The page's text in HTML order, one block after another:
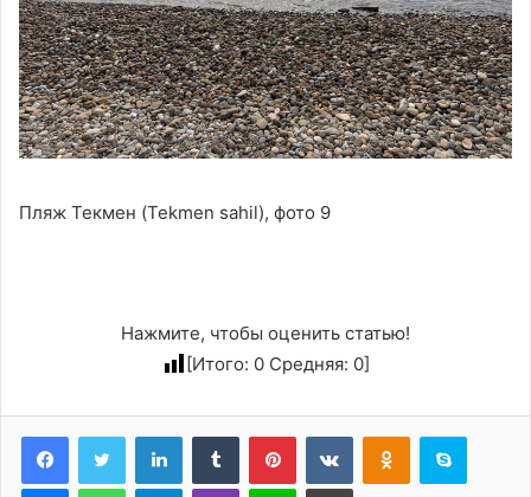
Пляж Текмен (Tekmen sahil), фото 9
Нажмите, чтобы оценить статью!
[Итого: 0Средняя: 0]
LinkedInTumblr PinterestВконтактеОдноклассники
Skype
MessengerWhatsAppTelegramViber Line Печатать